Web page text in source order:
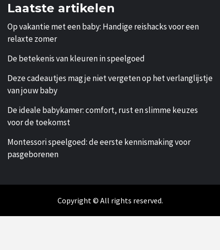
Laatste artikelen
Op vakantie met een baby: Handige reishacks voor een
relaxte zomer
De betekenis van kleuren in speelgoed
Deze cadeautjes mag je niet vergeten op het verlanglijstje
van jouw baby
De ideale babykamer: comfort, rust en slimme keuzes
voor de toekomst
Montessori speelgoed: de eerste kennismaking voor
pasgeborenen
Copyright © All rights reserved.